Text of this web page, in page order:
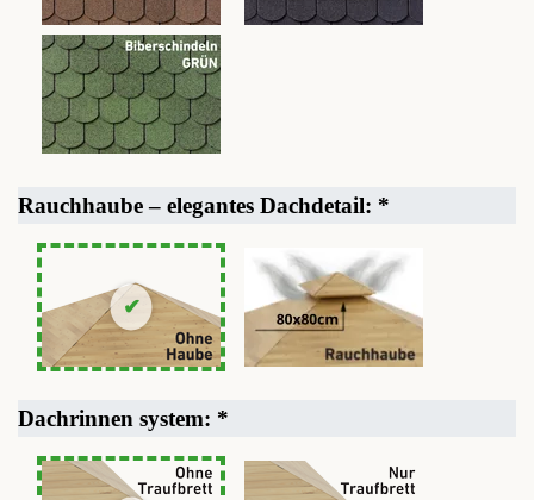
Rauchhaube – elegantes Dachdetail: *
Dachrinnen system: *